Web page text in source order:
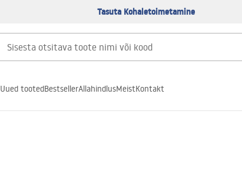
Tasuta Kohaletoimetamine
Uued tootedBestsellerAllahindlusMeistKontakt